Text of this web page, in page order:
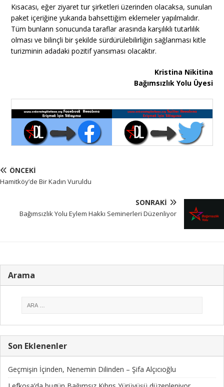
Kısacası, eğer ziyaret tur şirketleri üzerinden olacaksa, sunulan
paket içeriğine yukarıda bahsettiğim eklemeler yapılmalıdır.
Tüm bunların sonucunda taraflar arasında karşılıklı tutarlılık
olması ve bilinçli bir şekilde sürdürülebilirliğin sağlanması kitle
turizminin adadaki pozitif yansıması olacaktır.
Kristina Nikitina
Bağımsızlık Yolu Üyesi
ÖNCEKI
Hamitköy’de Bir Kadın Vuruldu
SONRAKI
Bağımsızlık Yolu Eylem Hakkı Seminerleri Düzenliyor
Arama
Son Eklenenler
Geçmişin İçinden, Nenemin Dilinden – Şifa Alçıcıoğlu